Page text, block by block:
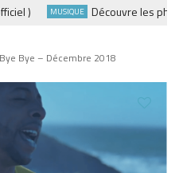
) MUSIQUE Découvre les photos
Bye – Décembre 2018